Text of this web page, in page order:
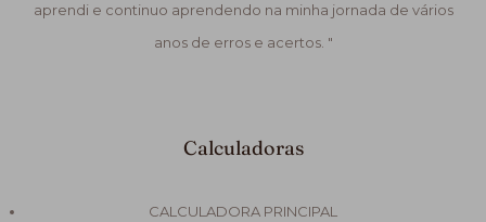
aprendi e continuo aprendendo na minha jornada de vários
anos de erros e acertos. "
Calculadoras
CALCULADORA PRINCIPAL